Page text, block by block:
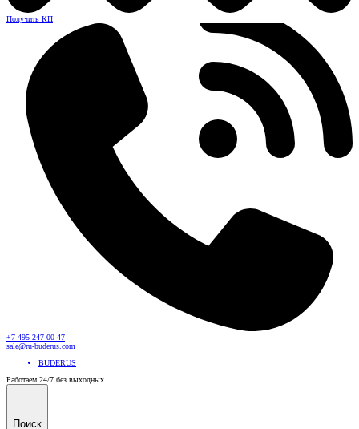
Получить КП
+7 495 247-00-47
sale@ru-buderus.com
BUDERUS
Работаем 24/7 без выходных
Поиск